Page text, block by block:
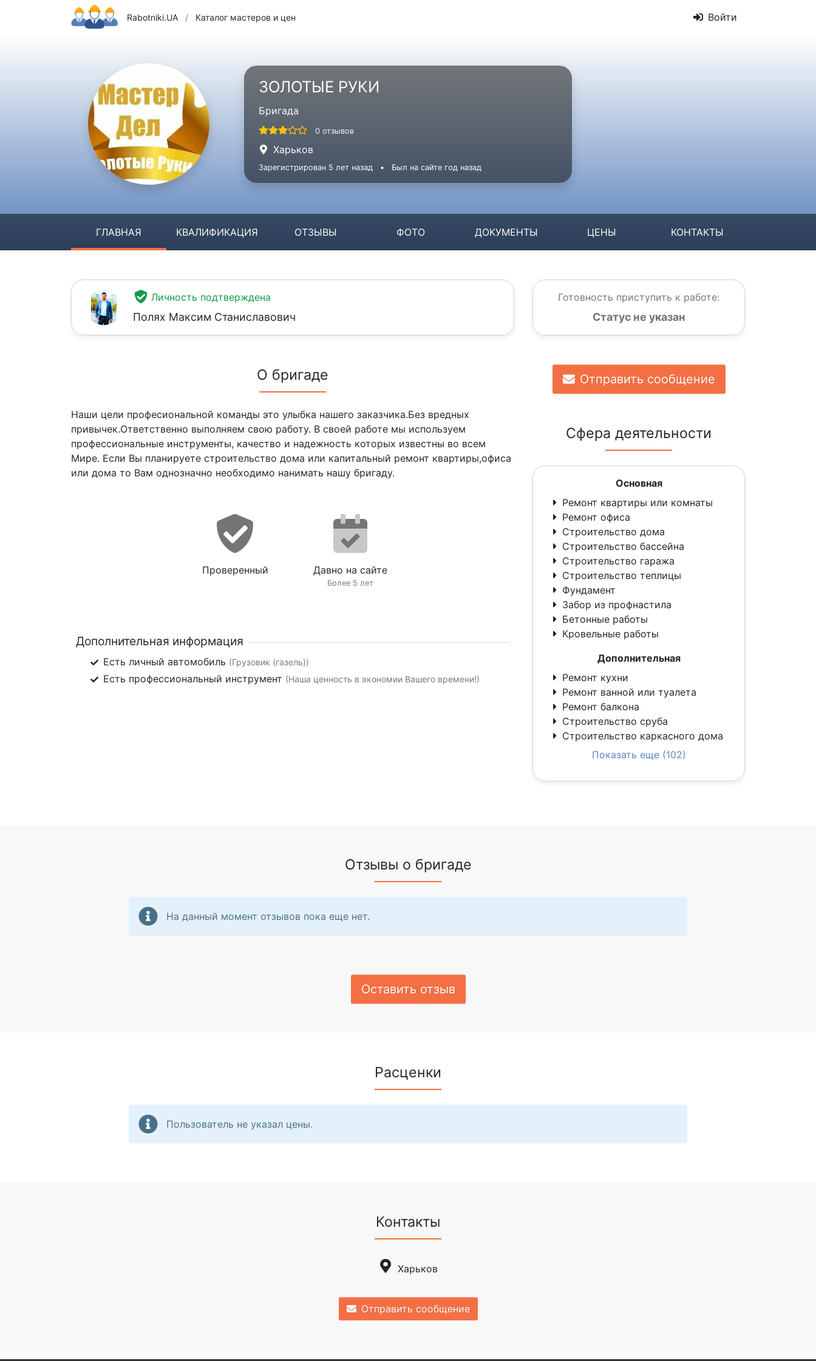
Rabotniki.UA / Каталог мастеров и цен Войти
ЗОЛОТЫЕ РУКИ
Бригада
0 отзывов
Харьков
Зарегистрирован 5 лет назад • Был на сайте год назад
ГЛАВНАЯ КВАЛИФИКАЦИЯ ОТЗЫВЫ ФОТО ДОКУМЕНТЫ ЦЕНЫ КОНТАКТЫ
Личность подтверждена
Полях Максим Станиславович
О бригаде
Наши цели професиональной команды это улыбка нашего заказчика.Без вредных
привычек.Ответственно выполняем свою работу. В своей работе мы используем
профессиональные инструменты, качество и надежность которых известны во всем
Мире. Если Вы планируете строительство дома или капитальный ремонт квартиры,офиса
или дома то Вам однозначно необходимо нанимать нашу бригаду.
Проверенный Давно на сайте
Более 5 лет
Дополнительная информация
Есть личный автомобиль (Грузовик (газель))
Есть профессиональный инструмент (Наша ценность в экономии Вашего времени!)
Готовность приступить к работе:
Статус не указан
Отправить сообщение
Сфера деятельности
Основная
Ремонт квартиры или комнаты
Ремонт офиса
Строительство дома
Строительство бассейна
Строительство гаража
Строительство теплицы
Фундамент
Забор из профнастила
Бетонные работы
Кровельные работы
Дополнительная
Ремонт кухни
Ремонт ванной или туалета
Ремонт балкона
Строительство сруба
Строительство каркасного дома
Показать еще (102)
Отзывы о бригаде
На данный момент отзывов пока еще нет.
Оставить отзыв
Расценки
Пользователь не указал цены.
Контакты
Харьков
Отправить сообщение